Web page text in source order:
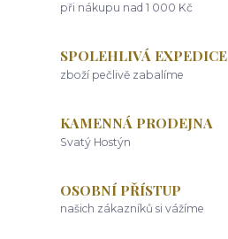
při nákupu nad 1 000 Kč
SPOLEHLIVÁ EXPEDICE
zboží pečlivě zabalíme
KAMENNÁ PRODEJNA
Svatý Hostýn
OSOBNÍ PŘÍSTUP
našich zákazníků si vážíme